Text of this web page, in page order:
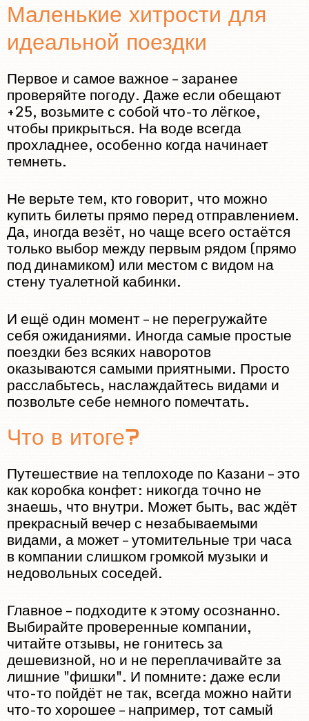
Маленькие хитрости для
идеальной поездки
Первое и самое важное – заранее
проверяйте погоду. Даже если обещают
+25, возьмите с собой что-то лёгкое,
чтобы прикрыться. На воде всегда
прохладнее, особенно когда начинает
темнеть.
Не верьте тем, кто говорит, что можно
купить билеты прямо перед отправлением.
Да, иногда везёт, но чаще всего остаётся
только выбор между первым рядом (прямо
под динамиком) или местом с видом на
стену туалетной кабинки.
И ещё один момент – не перегружайте
себя ожиданиями. Иногда самые простые
поездки без всяких наворотов
оказываются самыми приятными. Просто
расслабьтесь, наслаждайтесь видами и
позвольте себе немного помечтать.
Что в итоге?
Путешествие на теплоходе по Казани – это
как коробка конфет: никогда точно не
знаешь, что внутри. Может быть, вас ждёт
прекрасный вечер с незабываемыми
видами, а может – утомительные три часа
в компании слишком громкой музыки и
недовольных соседей.
Главное – подходите к этому осознанно.
Выбирайте проверенные компании,
читайте отзывы, не гонитесь за
дешевизной, но и не переплачивайте за
лишние "фишки". И помните: даже если
что-то пойдёт не так, всегда можно найти
что-то хорошее – например, тот самый